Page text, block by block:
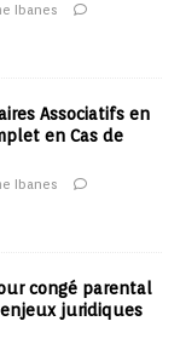
Ibanes
Associatifs en
en Cas de
Ibanes
congé parental
juridiques